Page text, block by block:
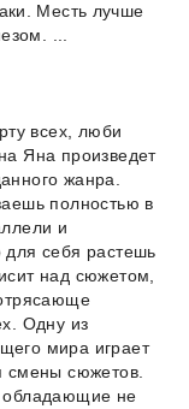
Месть лучше
...
всех, люби
Яна произведет
жанра.
полностью в
и
себя растешь
над сюжетом,
Одну из
мира играет
смены сюжетов.
обладающие не